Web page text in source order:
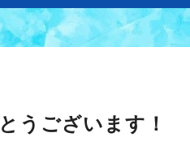
うございます！